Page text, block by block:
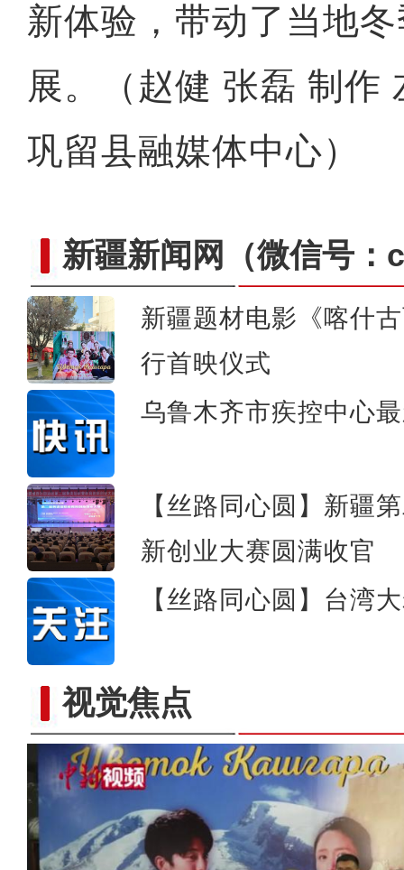
新体验，带动了当地
展。（赵健 张磊 制作
巩留县融媒体中心）
新疆新闻网 （微信号
新疆题材电影《喀什
行首映仪式
乌鲁木齐市疾控中心
【丝路同心圆】新疆
新创业大赛圆满收官
【丝路同心圆】台湾
视觉焦点
2024中国环塔拉力赛
2023年霍尔果斯口岸开行中